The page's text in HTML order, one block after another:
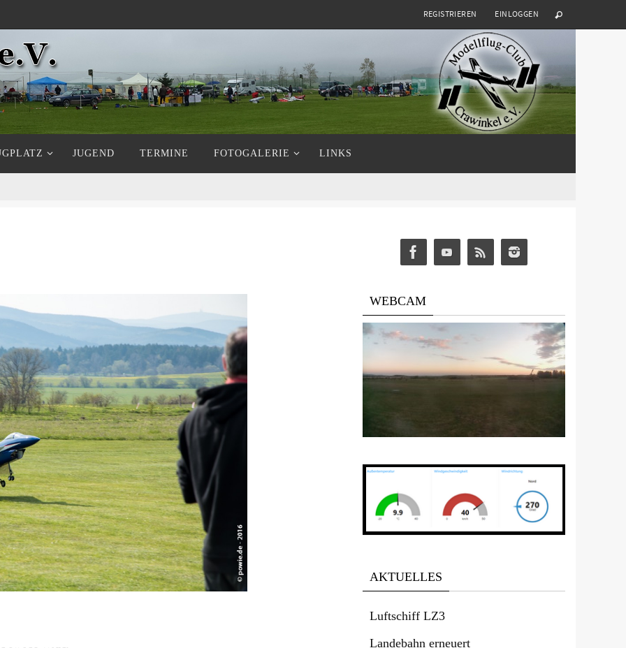
REGISTRIEREN EINLOGGEN
JUGEND TERMINE FOTOGALERIE LINKS
WEBCAM
AKTUELLES
Luftschiff LZ3
Landebahn erneuert